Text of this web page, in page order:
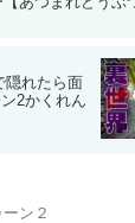
隠れたら面
2かくれん
ン２